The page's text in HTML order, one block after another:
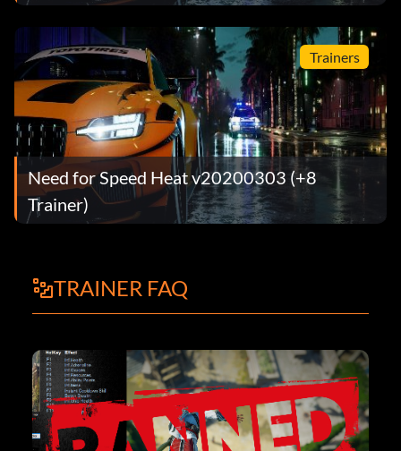
Trainers
Need for Speed Heat v20200303 (+8
Trainer)
TRAINER FAQ